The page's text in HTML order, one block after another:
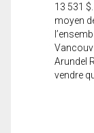
13 531
moyen
Arundel
vendre